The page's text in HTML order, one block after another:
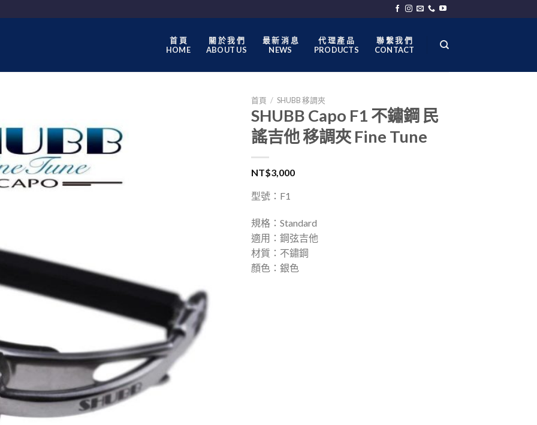
首 頁
HOME
關 於 我 們
ABOUT US
最 新 消 息
NEWS
代 理 產 品
PRODUCTS
聯 繫 我 們
CONTACT
首頁 / SHUBB 移調夾
SHUBB Capo F1 不鏽鋼 民
謠吉他 移調夾 Fine Tune
NT$3,000
型號：F1
規格：Standard
適用：鋼弦吉他
材質：不鏽鋼
顏色：銀色